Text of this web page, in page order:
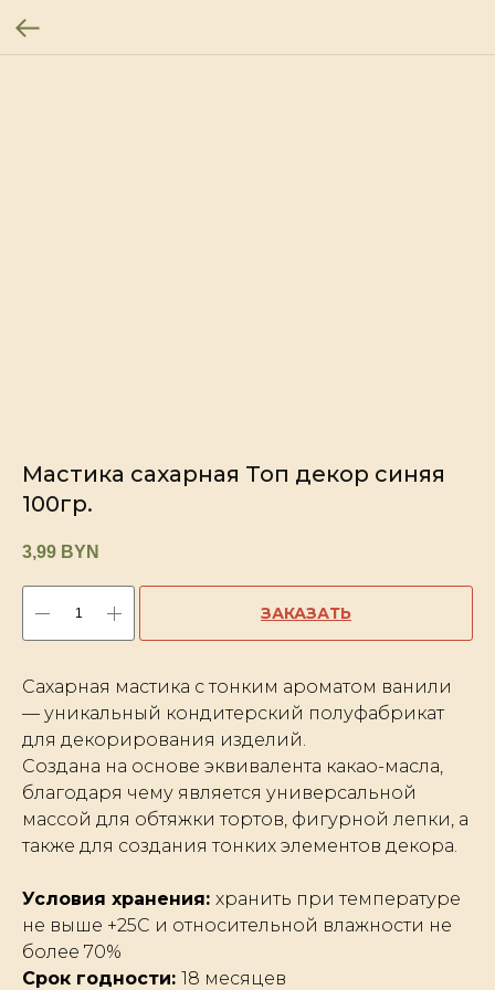
Мастика сахарная Топ декор синяя
100гр.
3,99 BYN
ЗАКАЗАТЬ
Сахарная мастика с тонким ароматом ванили
— уникальный кондитерский полуфабрикат
для декорирования изделий.
Создана на основе эквивалента какао-масла,
благодаря чему является универсальной
массой для обтяжки тортов, фигурной лепки, а
также для создания тонких элементов декора.
Условия хранения: хранить при температуре
не выше +25С и относительной влажности не
более 70%
Срок годности: 18 месяцев